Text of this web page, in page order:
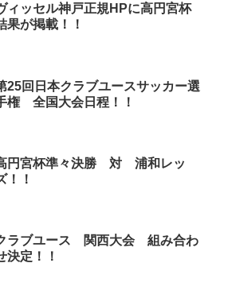
ィッセル神戸正規HPに高円宮杯
果が掲載！！
25回日本クラブユースサッカー選
権 全国大会日程！！
円宮杯準々決勝 対 浦和レッ
！！
ラブユース 関西大会 組み合わ
決定！！